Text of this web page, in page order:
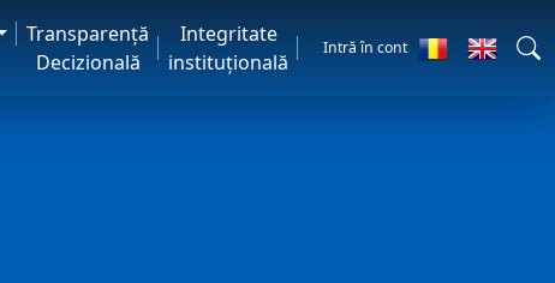
Transparență
Decizională
Integritate
instituțională
Intră în cont